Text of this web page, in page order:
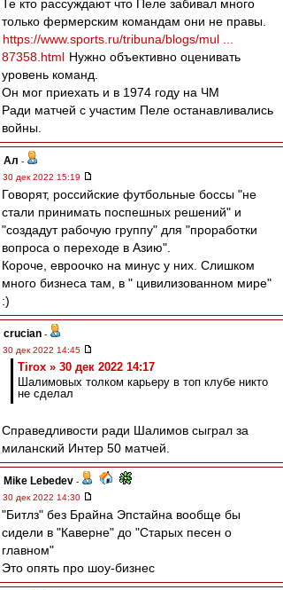
Те кто рассуждают что Пеле забивал много
только фермерским командам они не правы.
https://www.sports.ru/tribuna/blogs/mul ...
87358.html Нужно объективно оценивать
уровень команд.
Он мог приехать и в 1974 году на ЧМ
Ради матчей с участим Пеле останавливались
войны.
Ал -
30 дек 2022 15:19
Говорят, российские футбольные боссы "не
стали принимать поспешных решений" и
"создадут рабочую группу" для "проработки
вопроса о переходе в Азию".
Короче, евроочко на минус у них. Слишком
много бизнеса там, в " цивилизованном мире"
:)
crucian -
30 дек 2022 14:45
Tirox » 30 дек 2022 14:17
Шалимовых толком карьеру в топ клубе никто
не сделал
Справедливости ради Шалимов сыграл за
миланский Интер 50 матчей.
Mike Lebedev -
30 дек 2022 14:30
"Битлз" без Брайна Эпстайна вообще бы
сидели в "Каверне" до "Старых песен о
главном"
Это опять про шоу-бизнес